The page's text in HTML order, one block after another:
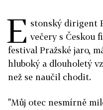
E stonský dirigent
večery s Českou
festival Pražské jaro,
hluboký a dlouholetý
než se naučil chodit.
"Můj otec nesmírně